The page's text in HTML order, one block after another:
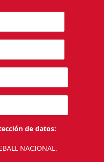
de datos:
NACIONAL.